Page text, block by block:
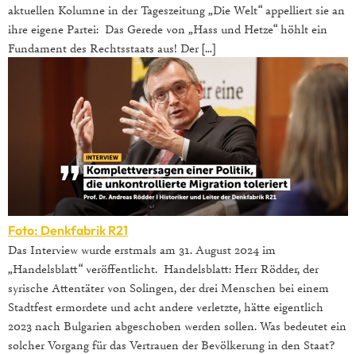
aktuellen Kolumne in der Tageszeitung „Die Welt“ appelliert sie an
ihre eigene Partei: Das Gerede von „Hass und Hetze“ höhlt ein
Fundament des Rechtsstaats aus! Der […]
Foto: Denkfabrik R21
Das Interview wurde erstmals am 31. August 2024 im
„Handelsblatt“ veröffentlicht. Handelsblatt: Herr Rödder, der
syrische Attentäter von Solingen, der drei Menschen bei einem
Stadtfest ermordete und acht andere verletzte, hätte eigentlich
2023 nach Bulgarien abgeschoben werden sollen. Was bedeutet ein
solcher Vorgang für das Vertrauen der Bevölkerung in den Staat?